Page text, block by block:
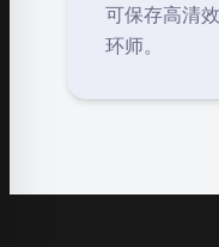
可保存高清
环师。